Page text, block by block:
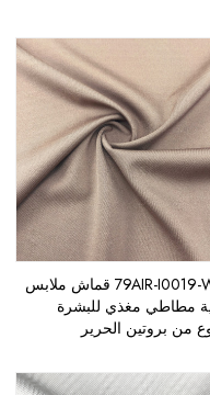
79AIR-I0019-WM-1 قماش ملابس
مطاطي مغذي للبشرة
من بروتين الحرير